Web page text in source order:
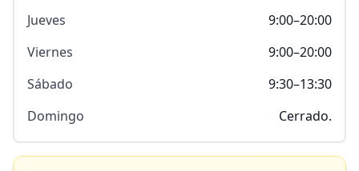
Jueves
9:00–20:00
Viernes
9:00–20:00
Sábado
9:30–13:30
Domingo
Cerrado.